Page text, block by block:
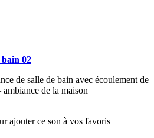
bain 02
de salle de bain avec écoulement de
de la maison